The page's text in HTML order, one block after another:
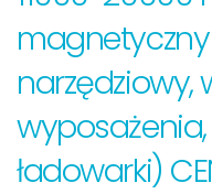
narzędziowy,
ładowarki)